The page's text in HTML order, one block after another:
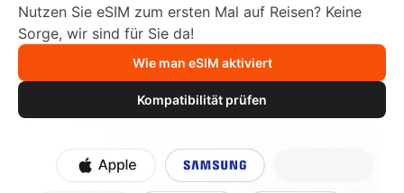
Nutzen Sie eSIM zum ersten Mal auf Reisen? Keine
Sorge, wir sind für Sie da!
Wie man eSIM aktiviert
Kompatibilität prüfen